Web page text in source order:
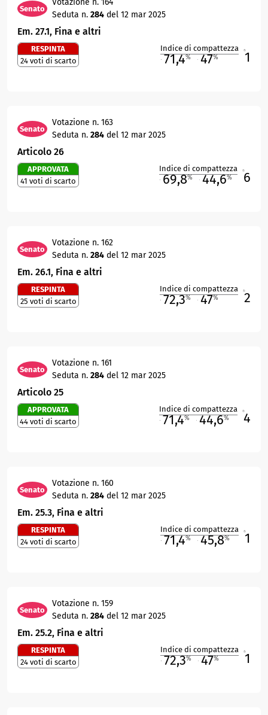
Senato
Votazione n. 164
Seduta n. 284 del 12 mar 2025
Em. 27.1, Fina e altri
RESPINTA
24 voti di scarto
Indice di compattezza
71,4% 47% 1
Senato
Votazione n. 163
Seduta n. 284 del 12 mar 2025
Articolo 26
APPROVATA
41 voti di scarto
Indice di compattezza
69,8% 44,6% 6
Senato
Votazione n. 162
Seduta n. 284 del 12 mar 2025
Em. 26.1, Fina e altri
RESPINTA
25 voti di scarto
Indice di compattezza
72,3% 47% 2
Senato
Votazione n. 161
Seduta n. 284 del 12 mar 2025
Articolo 25
APPROVATA
44 voti di scarto
Indice di compattezza
71,4% 44,6% 4
Senato
Votazione n. 160
Seduta n. 284 del 12 mar 2025
Em. 25.3, Fina e altri
RESPINTA
24 voti di scarto
Indice di compattezza
71,4% 45,8% 1
Senato
Votazione n. 159
Seduta n. 284 del 12 mar 2025
Em. 25.2, Fina e altri
RESPINTA
24 voti di scarto
Indice di compattezza
72,3% 47% 1